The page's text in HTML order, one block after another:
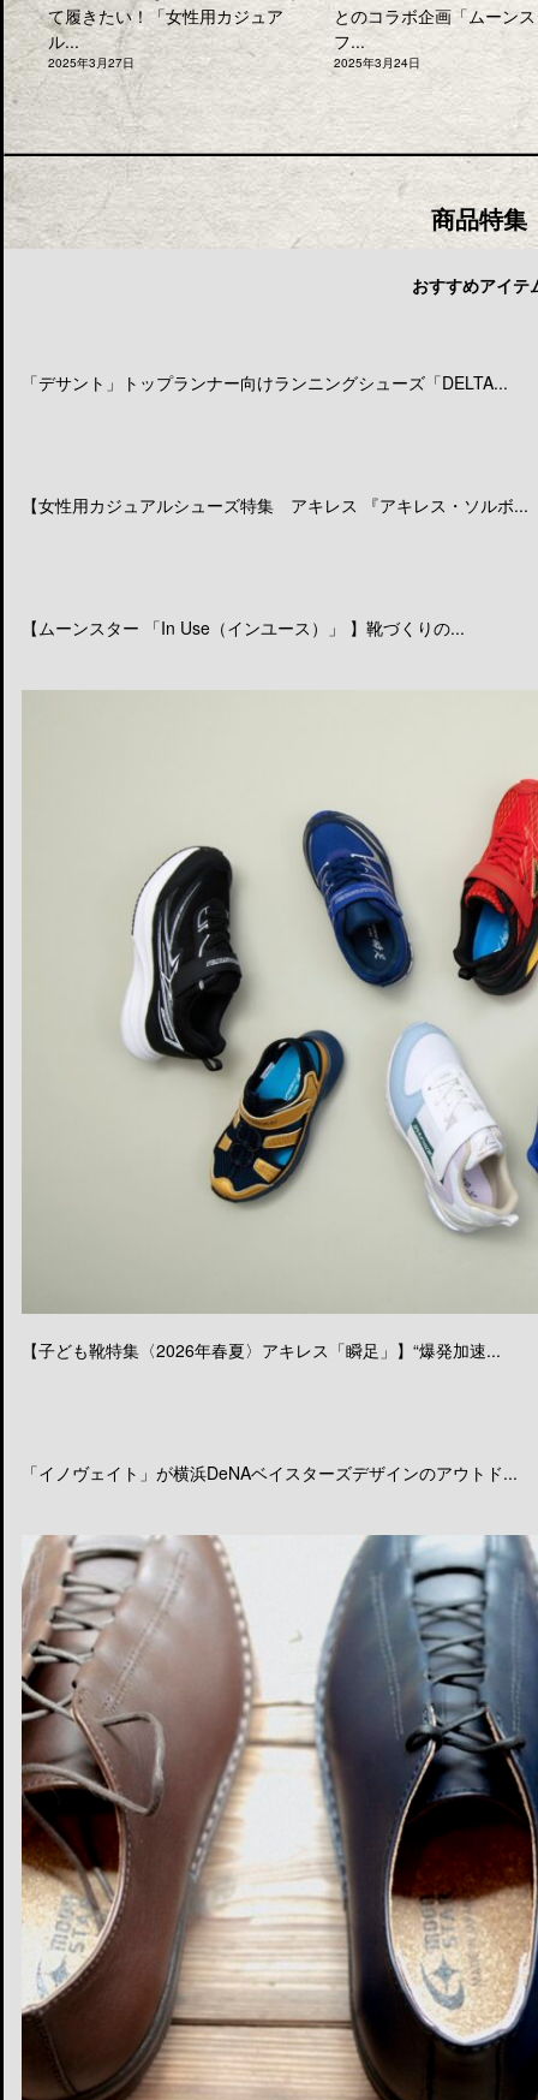
て履きたい！「女性用カジュア
ル...
2025年3月27日
とのコラボ企画「ムーン
フ...
2025年3月24日
商品特集
おすすめアイテ
「デサント」トップランナー向けランニングシューズ「DELTA...
【女性用カジュアルシューズ特集 アキレス 『アキレス・ソルボ...
【ムーンスター 「In Use（インユース）」 】靴づくりの...
【子ども靴特集〈2026年春夏〉アキレス「瞬足」】“爆発加速...
「イノヴェイト」が横浜DeNAベイスターズデザインのアウトド...